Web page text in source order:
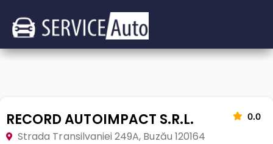
RECORD AUTOIMPACT S.R.L. 0.0
Strada Transilvaniei 249A, Buzău 120164